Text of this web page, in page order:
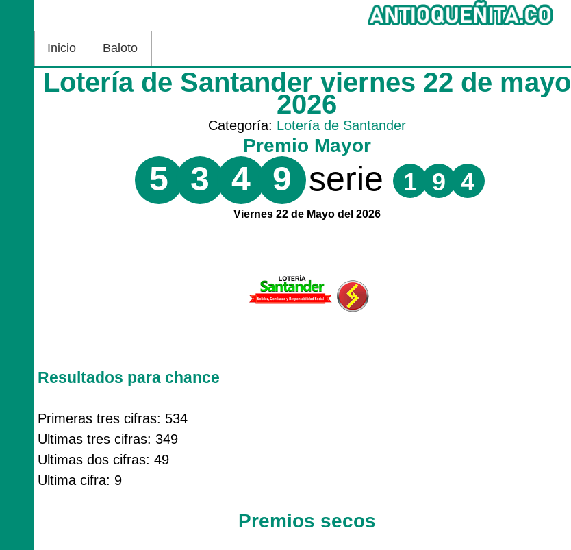
Inicio Baloto
Lotería de Santander viernes 22 de mayo
2026
Categoría: Lotería de Santander
Premio Mayor
5 3 4 9 serie 1 9 4
Viernes 22 de Mayo del 2026
Resultados para chance
Primeras tres cifras: 534
Ultimas tres cifras: 349
Ultimas dos cifras: 49
Ultima cifra: 9
Premios secos